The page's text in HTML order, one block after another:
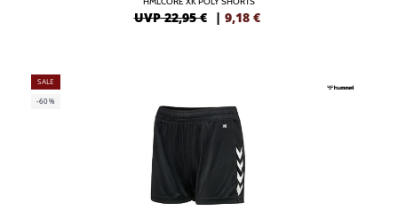
UVP 22,95 € | 9,18 €
SALE
-60%